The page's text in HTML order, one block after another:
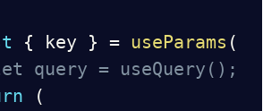
{ key } = useParams (
query = useQuery();
(